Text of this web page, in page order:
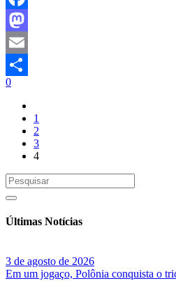
Facebook
Mastodon
Email
Share
0
1
2
3
4
Últimas Notícias
3 de agosto de 2026
Em um jogaço, Polônia conquista o